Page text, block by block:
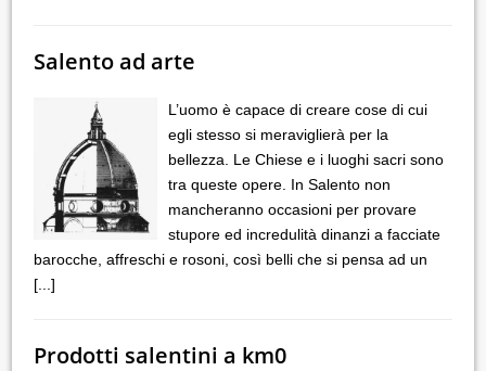
Salento ad arte
L’uomo è capace di creare cose di cui
egli stesso si meraviglierà per la
bellezza. Le Chiese e i luoghi sacri sono
tra queste opere. In Salento non
mancheranno occasioni per provare
stupore ed incredulità dinanzi a facciate
barocche, affreschi e rosoni, così belli che si pensa ad un
[...]
Prodotti salentini a km0